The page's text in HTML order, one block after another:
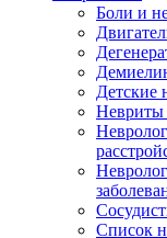
Боли и
Детские
Невриты
Список